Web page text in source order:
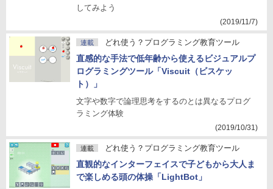
してみよう
(2019/11/7)
連載 どれ使う？プログラミング教育ツール
直感的な手法で低年齢から使えるビジュアルプ
ログラミングツール「Viscuit（ビスケッ
ト）」
文字や数字で論理思考をするのとは異なるプログ
ラミング体験
(2019/10/31)
連載 どれ使う？プログラミング教育ツール
直観的なインターフェイスで子どもから大人ま
で楽しめる頭の体操「LightBot」